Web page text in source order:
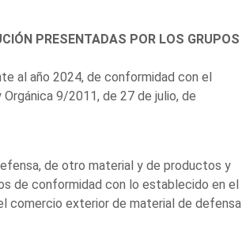
PRESENTADAS POR LOS GRUPOS
al año 2024, de conformidad con el
9/2011, de 27 de julio, de
de otro material y de productos y
de conformidad con lo establecido en el
comercio exterior de material de defensa